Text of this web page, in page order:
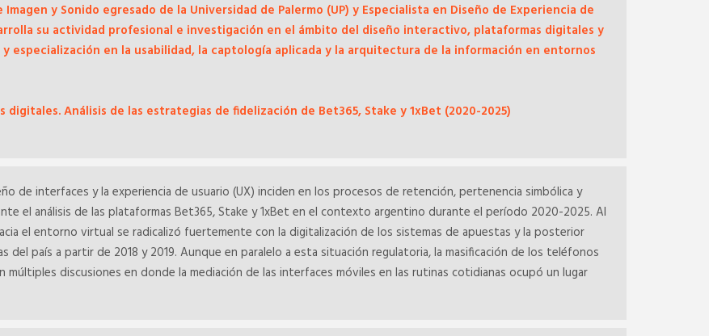
y Sonido egresado de la Universidad de Palermo (UP) y Especialista en Diseño de Experiencia de
su actividad profesional e investigación en el ámbito del diseño interactivo, plataformas digitales y
especialización en la usabilidad, la captología aplicada y la arquitectura de la información en entornos
Análisis de las estrategias de fidelización de Bet365, Stake y 1xBet (2020-2025)
de interfaces y la experiencia de usuario (UX) inciden en los procesos de retención, pertenencia simbólica y
el análisis de las plataformas Bet365, Stake y 1xBet en el contexto argentino durante el período 2020-2025. Al
el entorno virtual se radicalizó fuertemente con la digitalización de los sistemas de apuestas y la posterior
del país a partir de 2018 y 2019. Aunque en paralelo a esta situación regulatoria, la masificación de los teléfonos
discusiones en donde la mediación de las interfaces móviles en las rutinas cotidianas ocupó un lugar